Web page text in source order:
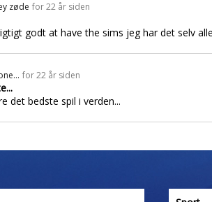
zøde for 22 år siden
godt at have the sims jeg har det selv
for 22 år siden
det bedste spil i verden...